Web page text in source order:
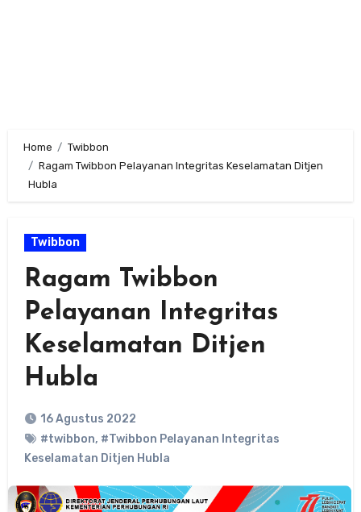
Home
Twibbon
Ragam Twibbon Pelayanan Integritas Keselamatan Ditjen
Hubla
Twibbon
Ragam Twibbon
Pelayanan Integritas
Keselamatan Ditjen
Hubla
16 Agustus 2022
#twibbon, #Twibbon Pelayanan Integritas
Keselamatan Ditjen Hubla